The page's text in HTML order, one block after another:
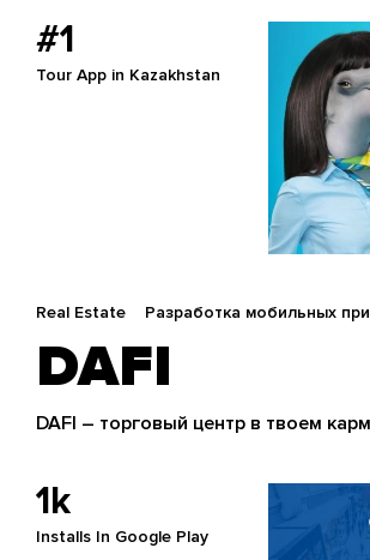
#1
Tour App in Kazakhstan
Real Estate Разработка мобильных
DAFI – торговый центр в твоем
DAFI
1k
Installs In Google Play